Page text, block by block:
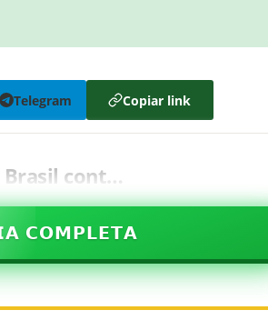
Telegram Copiar link
Brasil cont…
𝗖𝗢𝗠𝗣𝗟𝗘𝗧𝗔